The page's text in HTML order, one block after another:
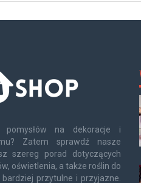
pomysłów na dekoracje i
Zatem sprawdź nasze
szereg porad dotyczących
oświetlenia, a także roślin do
przytulne i przyjazne.